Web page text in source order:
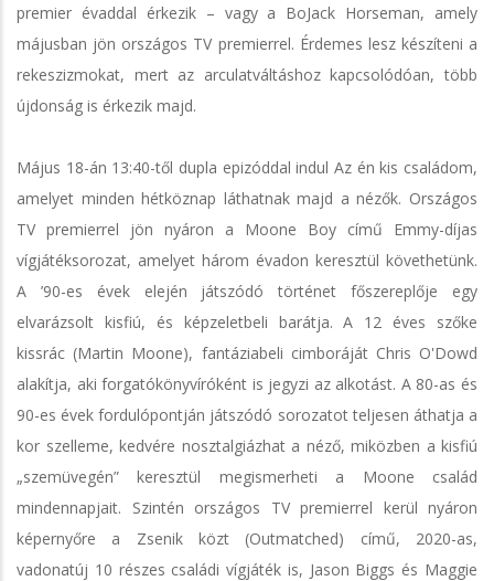
premier évaddal érkezik – vagy a BoJack Horseman, amely
májusban jön országos TV premierrel. Érdemes lesz készíteni a
rekeszizmokat, mert az arculatváltáshoz kapcsolódóan, több
újdonság is érkezik majd.
Május 18-án 13:40-től dupla epizóddal indul Az én kis családom,
amelyet minden hétköznap láthatnak majd a nézők. Országos
TV premierrel jön nyáron a Moone Boy című Emmy-díjas
vígjátéksorozat, amelyet három évadon keresztül követhetünk.
A ’90-es évek elején játszódó történet főszereplője egy
elvarázsolt kisfiú, és képzeletbeli barátja. A 12 éves szőke
kissrác (Martin Moone), fantáziabeli cimboráját Chris O'Dowd
alakítja, aki forgatókönyvíróként is jegyzi az alkotást. A 80-as és
90-es évek fordulópontján játszódó sorozatot teljesen áthatja a
kor szelleme, kedvére nosztalgiázhat a néző, miközben a kisfiú
„szemüvegén” keresztül megismerheti a Moone család
mindennapjait. Szintén országos TV premierrel kerül nyáron
képernyőre a Zsenik közt (Outmatched) című, 2020-as,
vadonatúj 10 részes családi vígjáték is, Jason Biggs és Maggie